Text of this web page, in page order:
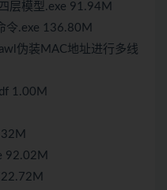
层模型.exe 91.94M
令.exe 136.80M
伪装MAC地址进行多线
1.00M
92.02M